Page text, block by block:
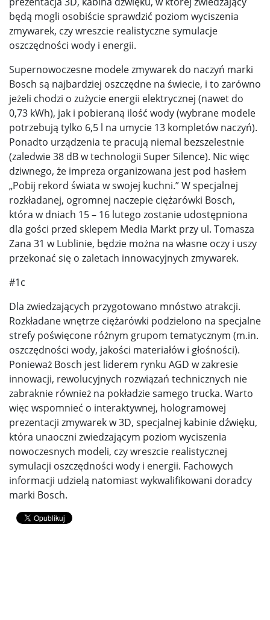
będą mogli osobiście sprawdzić poziom wyciszenia
zmywarek, czy wreszcie realistyczne symulacje
oszczędności wody i energii.
Supernowoczesne modele zmywarek do naczyń marki
Bosch są najbardziej oszczędne na świecie, i to zarówno
jeżeli chodzi o zużycie energii elektrycznej (nawet do
0,73 kWh), jak i pobieraną ilość wody (wybrane modele
potrzebują tylko 6,5 l na umycie 13 kompletów naczyń).
Ponadto urządzenia te pracują niemal bezszelestnie
(zaledwie 38 dB w technologii Super Silence). Nic więc
dziwnego, że impreza organizowana jest pod hasłem
„Pobij rekord świata w swojej kuchni.” W specjalnej
rozkładanej, ogromnej naczepie ciężarówki Bosch,
która w dniach 15 – 16 lutego zostanie udostępniona
dla gości przed sklepem Media Markt przy ul. Tomasza
Zana 31 w Lublinie, będzie można na własne oczy i uszy
przekonać się o zaletach innowacyjnych zmywarek.
#1c
Dla zwiedzających przygotowano mnóstwo atrakcji.
Rozkładane wnętrze ciężarówki podzielono na specjalne
strefy poświęcone różnym grupom tematycznym (m.in.
oszczędności wody, jakości materiałów i głośności).
Ponieważ Bosch jest liderem rynku AGD w zakresie
innowacji, rewolucyjnych rozwiązań technicznych nie
zabraknie również na pokładzie samego trucka. Warto
więc wspomnieć o interaktywnej, hologramowej
prezentacji zmywarek w 3D, specjalnej kabinie dźwięku,
która unaoczni zwiedzającym poziom wyciszenia
nowoczesnych modeli, czy wreszcie realistycznej
symulacji oszczędności wody i energii. Fachowych
informacji udzielą natomiast wykwalifikowani doradcy
marki Bosch.